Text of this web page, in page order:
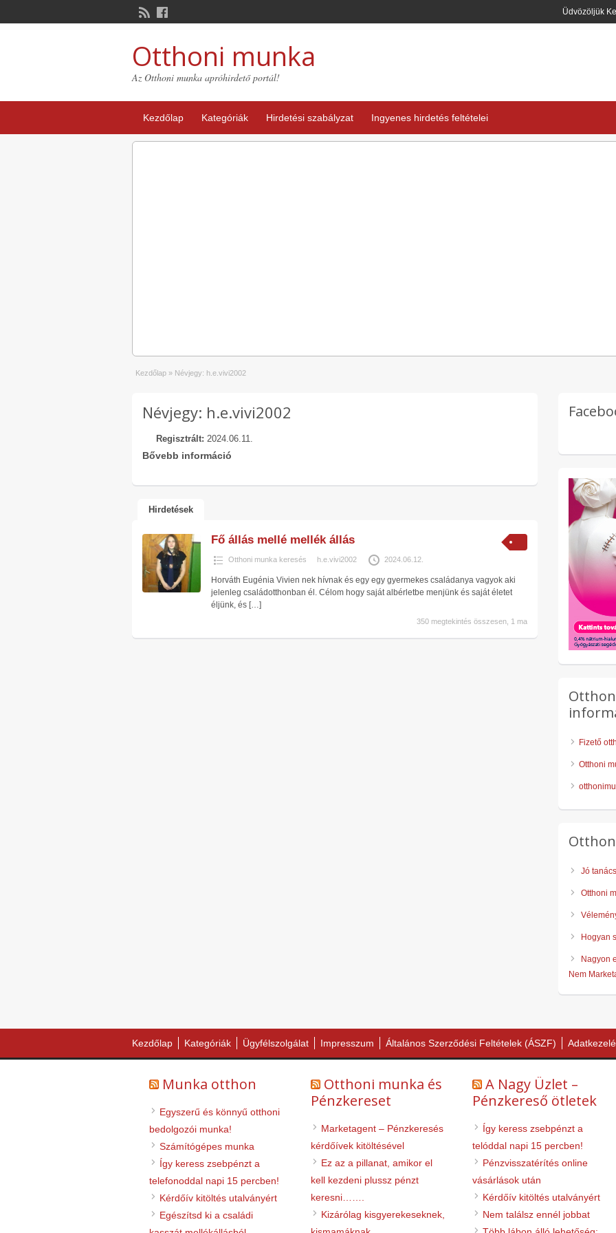
Üdvözöljük
Otthoni munka
Az Otthoni munka apróhirdető portál!
Kezdőlap Kategóriák Hirdetési szabályzat Ingyenes hirdetés feltételei
Kezdőlap » Névjegy: h.e.vivi2002
Névjegy: h.e.vivi2002
Regisztrált: 2024.06.11.
Bővebb információ
Hirdetések
Fő állás mellé mellék állás
Otthoni munka keresés h.e.vivi2002 2024.06.12.
Horváth Eugénia Vivien nek hívnak és egy egy gyermekes családanya vagyok aki
jelenleg családotthonban él. Célom hogy saját albérletbe menjünk és saját életet
éljünk, és […]
350 megtekintés összesen, 1 ma
Fizető
Otthoni
Jó
Otthoni
Hogyan
Nagyon
Nem
Kezdőlap Kategóriák Ügyfélszolgálat Impresszum Általános Szerződési Feltételek (ÁSZF)
Munka otthon
Egyszerű és könnyű otthoni
bedolgozói munka!
Számítógépes munka
Így keress zsebpénzt a
telefonoddal napi 15 percben!
Kérdőív kitöltés utalványért
Egészítsd ki a családi
Otthoni munka és
Pénzkereset
Marketagent – Pénzkeresés
kérdőívek kitöltésével
Ez az a pillanat, amikor el
kell kezdeni plussz pénzt
keresni…….
Kizárólag kisgyerekeseknek,
A Nagy Üzlet –
Pénzkereső ötletek
Így keress zsebpénzt a
telóddal napi 15 percben!
Pénzvisszatérítés online
vásárlások után
Kérdőív kitöltés utalványért
Nem találsz ennél jobbat